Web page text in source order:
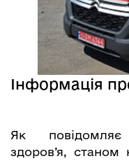
Інформація
Як
здоров’я,